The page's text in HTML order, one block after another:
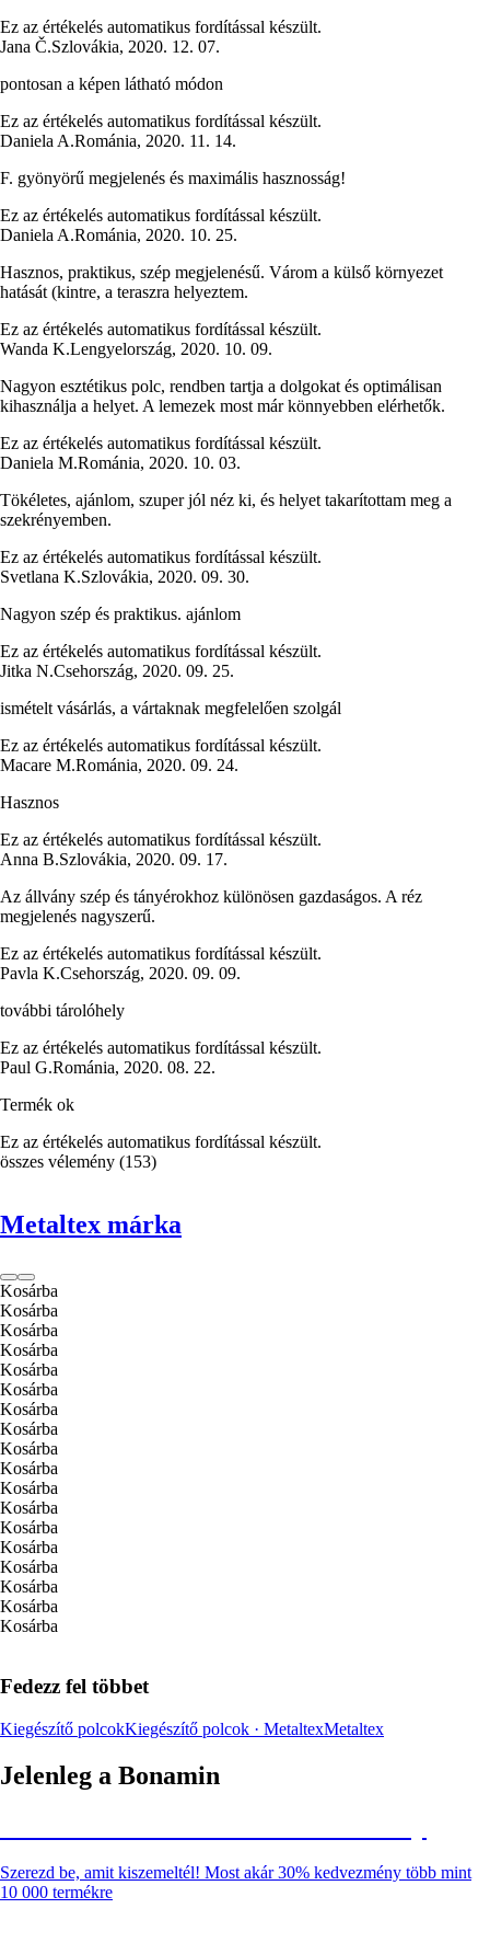
Ez az értékelés automatikus fordítással készült.
Jana Č.Szlovákia, 2020. 12. 07.
pontosan a képen látható módon
Ez az értékelés automatikus fordítással készült.
Daniela A.Románia, 2020. 11. 14.
F. gyönyörű megjelenés és maximális hasznosság!
Ez az értékelés automatikus fordítással készült.
Daniela A.Románia, 2020. 10. 25.
Hasznos, praktikus, szép megjelenésű. Várom a külső környezet
hatását (kintre, a teraszra helyeztem.
Ez az értékelés automatikus fordítással készült.
Wanda K.Lengyelország, 2020. 10. 09.
Nagyon esztétikus polc, rendben tartja a dolgokat és optimálisan
kihasználja a helyet. A lemezek most már könnyebben elérhetők.
Ez az értékelés automatikus fordítással készült.
Daniela M.Románia, 2020. 10. 03.
Tökéletes, ajánlom, szuper jól néz ki, és helyet takarítottam meg a
szekrényemben.
Ez az értékelés automatikus fordítással készült.
Svetlana K.Szlovákia, 2020. 09. 30.
Nagyon szép és praktikus. ajánlom
Ez az értékelés automatikus fordítással készült.
Jitka N.Csehország, 2020. 09. 25.
ismételt vásárlás, a vártaknak megfelelően szolgál
Ez az értékelés automatikus fordítással készült.
Macare M.Románia, 2020. 09. 24.
Hasznos
Ez az értékelés automatikus fordítással készült.
Anna B.Szlovákia, 2020. 09. 17.
Az állvány szép és tányérokhoz különösen gazdaságos. A réz
megjelenés nagyszerű.
Ez az értékelés automatikus fordítással készült.
Pavla K.Csehország, 2020. 09. 09.
további tárolóhely
Ez az értékelés automatikus fordítással készült.
Paul G.Románia, 2020. 08. 22.
Termék ok
Ez az értékelés automatikus fordítással készült.
összes vélemény (153)
Metaltex márka
Kosárba
Kosárba
Kosárba
Kosárba
Kosárba
Kosárba
Kosárba
Kosárba
Kosárba
Kosárba
Kosárba
Kosárba
Kosárba
Kosárba
Kosárba
Kosárba
Kosárba
Kosárba
Fedezz fel többet
Kiegészítő polcokKiegészítő polcok · MetaltexMetaltex
Jelenleg a Bonamin
Szerezd be, amit kiszemeltél! Most akár 30% kedvezmény több mint
10 000 termékre